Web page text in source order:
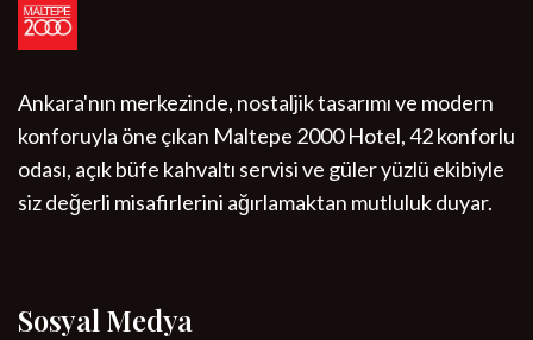
Ankara'nın merkezinde, nostaljik tasarımı ve modern
konforuyla öne çıkan Maltepe 2000 Hotel, 42 konforlu
odası, açık büfe kahvaltı servisi ve güler yüzlü ekibiyle
siz değerli misafirlerini ağırlamaktan mutluluk duyar.
Sosyal Medya